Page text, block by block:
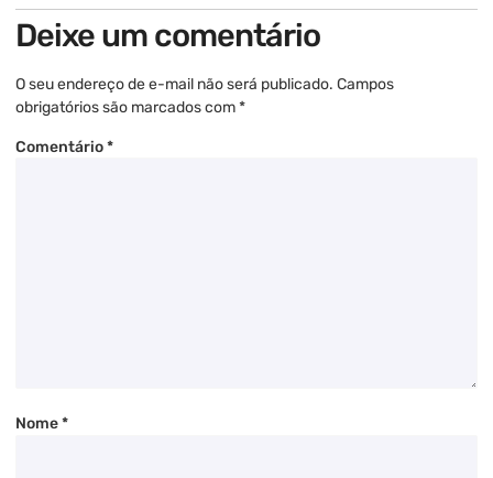
Deixe um comentário
O seu endereço de e-mail não será publicado. Campos
obrigatórios são marcados com*
Comentário*
Nome*